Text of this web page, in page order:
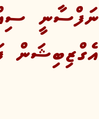
ނަފްސާނީ
އެގްޒިބިޝަން